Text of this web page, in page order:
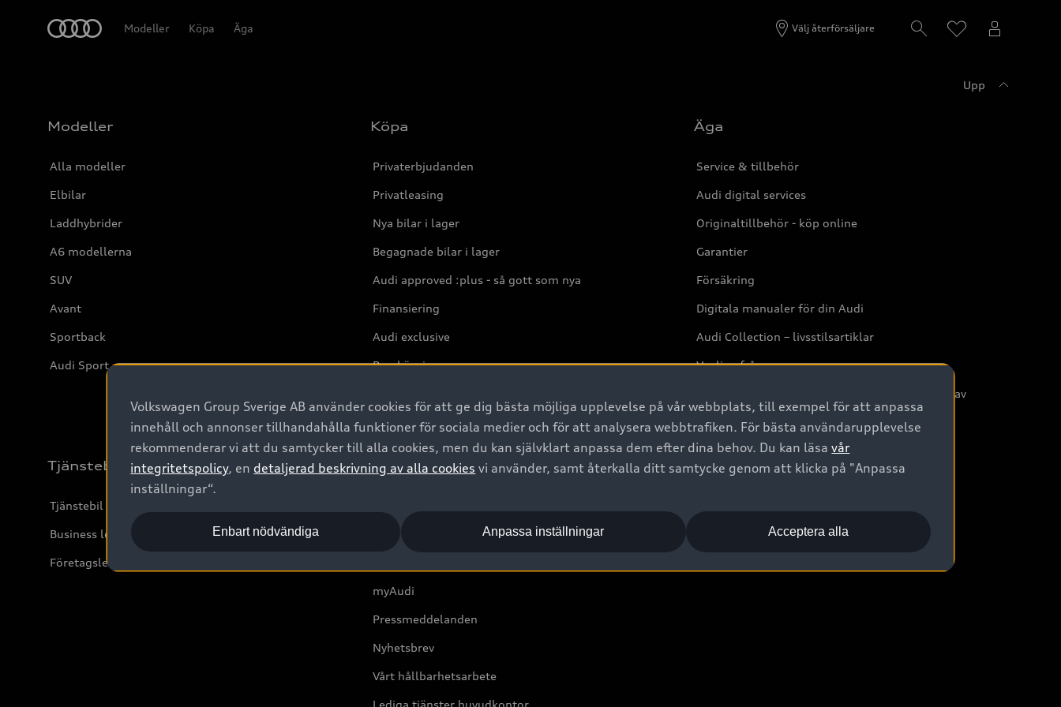
Modeller Köpa Äga Välj återförsäljare
Upp
Modeller
Alla modeller
Elbilar
Laddhybrider
A6 modellerna
SUV
Avant
Sportback
Audi Sport
Köpa
Privaterbjudanden
Privatleasing
Nya bilar i lager
Begagnade bilar i lager
Audi approved :plus - så gott som nya
Finansiering
Audi exclusive
Provkörning
Äga
Service & tillbehör
Audi digital services
Originaltillbehör - köp online
Garantier
Försäkring
Digitala manualer för din Audi
Audi Collection – livsstilsartiklar
Vanliga frågor
2G/3G nätet stängs ned - Hur påverkas min bil av
detta?
Tjänstebil
Tjänstebil
Business lease online
Företagsleasing
Om Audi Sverige
Boka Service online
myAudi
Pressmeddelanden
Nyhetsbrev
Vårt hållbarhetsarbete
Lediga tjänster huvudkontor
Volkswagen Group Sverige AB använder cookies för att ge dig bästa möjliga upplevelse på vår webbplats, till exempel för att anpassa
innehåll och annonser tillhandahålla funktioner för sociala medier och för att analysera webbtrafiken. För bästa användarupplevelse
rekommenderar vi att du samtycker till alla cookies, men du kan självklart anpassa dem efter dina behov. Du kan läsavår
integritetspolicy, en detaljerad beskrivning av alla cookies vi använder, samt återkalla ditt samtycke genom att klicka på "Anpassa
inställningar“.
Acceptera alla
Enbart nödvändiga Anpassa inställningar